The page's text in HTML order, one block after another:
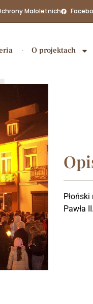
Małoletnich
O projektach
Pawła II.